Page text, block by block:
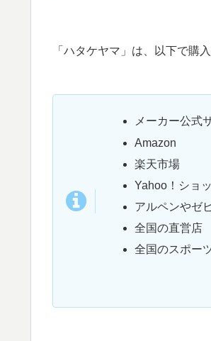
「ハタケヤマ」は、以下で購
メーカー公式
Amazon
楽天市場
Yahoo！ショ
アルペンやゼ
全国の直営店
全国のスポー